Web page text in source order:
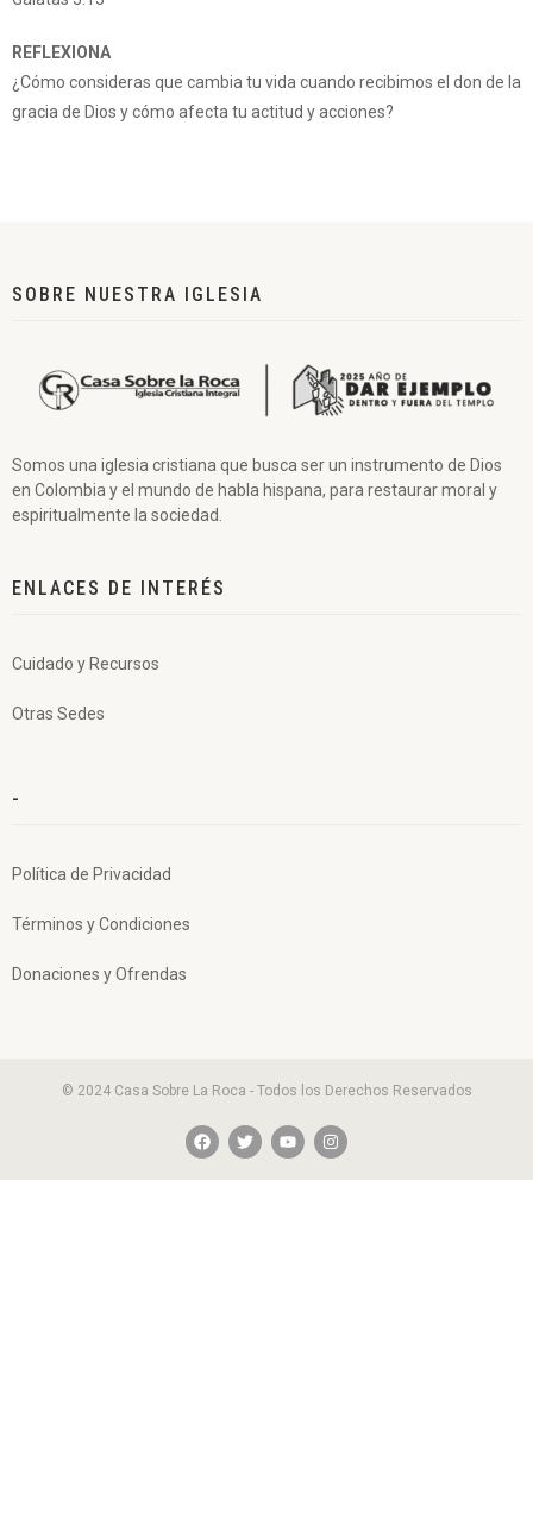
REFLEXIONA
¿Cómo consideras que cambia tu vida cuando recibimos el don de la
gracia de Dios y cómo afecta tu actitud y acciones?
SOBRE NUESTRA IGLESIA
Somos una iglesia cristiana que busca ser un instrumento de Dios
en Colombia y el mundo de habla hispana, para restaurar moral y
espiritualmente la sociedad.
ENLACES DE INTERÉS
Cuidado y Recursos
Otras Sedes
-
Política de Privacidad
Términos y Condiciones
Donaciones y Ofrendas
© 2024 Casa Sobre La Roca - Todos los Derechos Reservados